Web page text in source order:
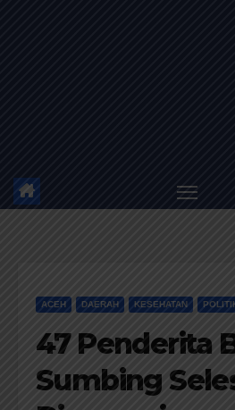
ACEH DAERAH KESEHATAN
47 Penderita
Sumbing